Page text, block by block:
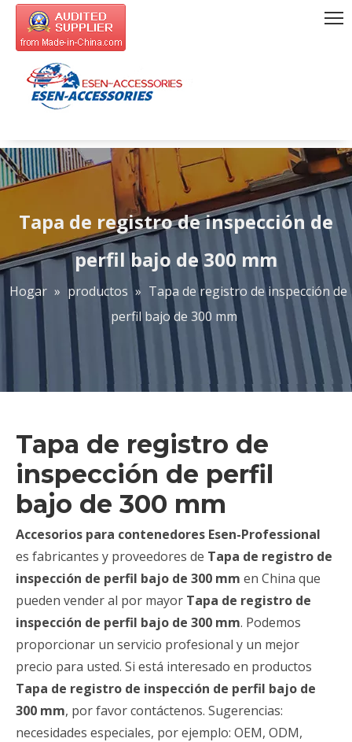
Tapa de registro de inspección de
perfil bajo de 300 mm
Hogar » productos » Tapa de registro de inspección de
perfil bajo de 300 mm
Tapa de registro de
inspección de perfil
bajo de 300 mm
Accesorios para contenedores Esen-Professional
es fabricantes y proveedores de Tapa de registro de
inspección de perfil bajo de 300 mm en China que
pueden vender al por mayor Tapa de registro de
inspección de perfil bajo de 300 mm. Podemos
proporcionar un servicio profesional y un mejor
precio para usted. Si está interesado en productos
Tapa de registro de inspección de perfil bajo de
300 mm, por favor contáctenos. Sugerencias:
necesidades especiales, por ejemplo: OEM, ODM,